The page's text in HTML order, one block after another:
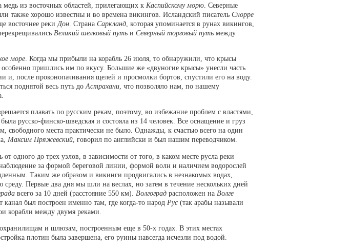
медь из восточных областей, прилегающих к Каспийскому морю . Северные
также хорошо известны и во времена викингов. Исландский писатель Снорре
восточнее реки Дон . Страна Саркланд , которая упоминается в рунах викингов,
Великий шелковый путь и Северный торговый путь между
море . Когда мы прибыли на корабль 26 июля, то обнаружили, что крысы
пришлись им по вкусу. Большие же «двуногие крысы» унесли часть
после проконопачивания щелей и просмолки бортов, спустили его на воду.
поднятой весь путь до Астрахани , что позволяло нам, по нашему
плавать по русским рекам, поэтому, во избежание проблем с властями,
русско-финско-шведская и состояла из 14 человек. Все оснащение и груз
свободного места практически не было. Однажды, к счастью всего на один
Максим Пряжевский, говорил по английски и был нашим переводчиком.
одного до трех узлов, в зависимости от того, в каком месте русла реки
за формой береговой линии, формой волн и наличием водорослей
Таким же образом и викинги продвигались в незнакомых водах,
Первые два дня мы шли на веслах, но затем в течение нескольких дней
всего за 10 дней (расстояние 550 км). Волгоград расположен на Волге
канал был построен именно там, где когда-то народ Рус (так арабы называли
корабли между двумя реками.
и шлюзам, построенным еще в 50-х годах. В этих местах
плотин была завершена, его руины навсегда исчезли под водой.